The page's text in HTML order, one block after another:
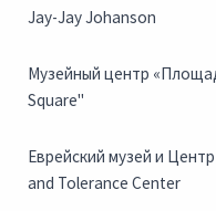
Jay-Jay Johanson
Музейный центр
Square"
Еврейский музей и
and Tolerance Center